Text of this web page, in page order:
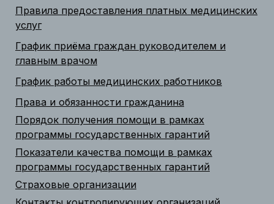
Правила предоставления платных медицинских
услуг
График приёма граждан руководителем и
главным врачом
График работы медицинских работников
Права и обязанности гражданина
Порядок получения помощи в рамках
программы государственных гарантий
Показатели качества помощи в рамках
программы государственных гарантий
Страховые организации